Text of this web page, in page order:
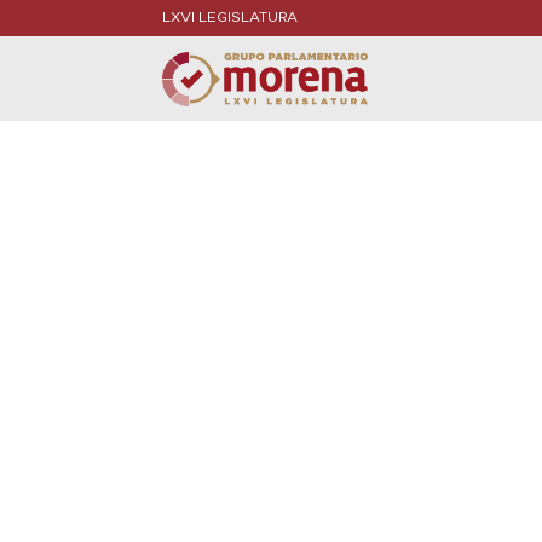
LXVI LEGISLATURA